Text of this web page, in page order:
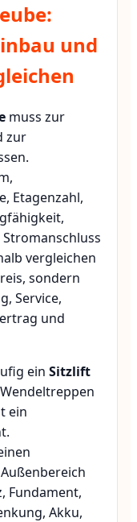
und
muss zur
zur
Etagenzahl,
vergleichen
sondern
Service,
und
ein Sitzlift
ein
Fundament,
Akku,